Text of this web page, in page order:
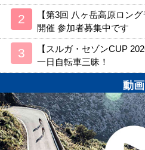
【第3回 八ヶ岳高原ロン
開催 参加者募集中です
【スルガ・セゾンCUP
一日自転車三昧！
動画